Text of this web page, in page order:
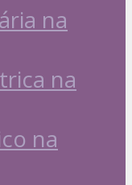
na
na
na